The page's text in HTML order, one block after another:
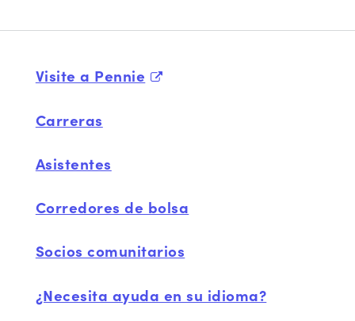
Visite a Pennie
Carreras
Asistentes
Corredores de bolsa
Socios comunitarios
¿Necesita ayuda en su idioma?